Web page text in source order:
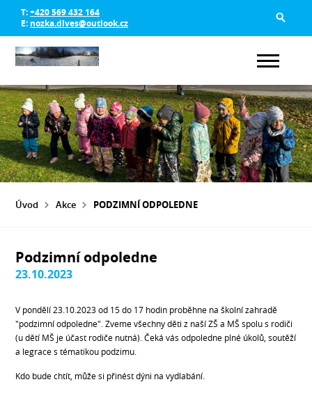
T:+420 569 432 164
E: nozka.dlves@outlook.cz
Úvod Akce PODZIMNÍ ODPOLEDNE
Podzimní odpoledne
23.10.2023
V pondělí 23.10.2023 od 15 do 17 hodin proběhne na školní zahradě
"podzimní odpoledne". Zveme všechny děti z naší ZŠ a MŠ spolu s rodiči
(u dětí MŠ je účast rodiče nutná). Čeká vás odpoledne plné úkolů, soutěží
a legrace s tématikou podzimu.
Kdo bude chtít, může si přinést dýni na vydlabání.